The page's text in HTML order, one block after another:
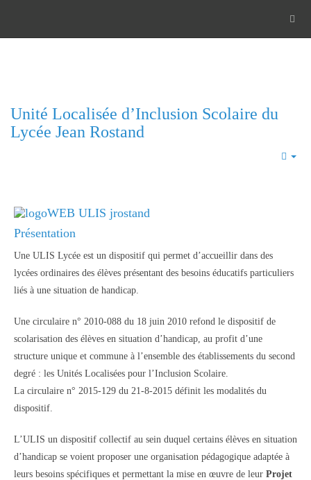
Unité Localisée d’Inclusion Scolaire du
Lycée Jean Rostand
Présentation
Une ULIS Lycée est un dispositif qui permet d’accueillir dans des
lycées ordinaires des élèves présentant des besoins éducatifs particuliers
liés à une situation de handicap.
Une circulaire n° 2010-088 du 18 juin 2010 refond le dispositif de
scolarisation des élèves en situation d’handicap, au profit d’une
structure unique et commune à l’ensemble des établissements du second
degré : les Unités Localisées pour l’Inclusion Scolaire.
La circulaire n° 2015-129 du 21-8-2015 définit les modalités du
dispositif.
L’ULIS un dispositif collectif au sein duquel certains élèves en situation
d’handicap se voient proposer une organisation pédagogique adaptée à
leurs besoins spécifiques et permettant la mise en œuvre de leur Projet